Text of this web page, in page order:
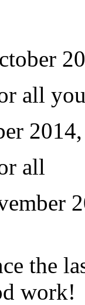
all
all
the
work!